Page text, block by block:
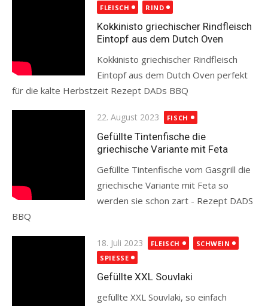
on
FLEISCH
RIND
Kokkinisto griechischer Rindfleisch
Eintopf aus dem Dutch Oven
Kokkinisto griechischer Rindfleisch
Eintopf aus dem Dutch Oven perfekt
für die kalte Herbstzeit Rezept DADs BBQ
Posted
on
22. August 2023 FISCH
Gefüllte Tintenfische die
griechische Variante mit Feta
Gefüllte Tintenfische vom Gasgrill die
griechische Variante mit Feta so
werden sie schon zart - Rezept DADS
BBQ
Posted
on
18. Juli 2023 FLEISCH
SCHWEIN
SPIESSE
Gefüllte XXL Souvlaki
gefüllte XXL Souvlaki, so einfach